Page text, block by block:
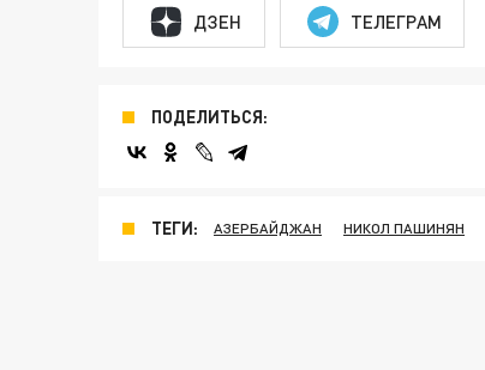
ДЗЕН ТЕЛЕГРАМ
ПОДЕЛИТЬСЯ:
ТЕГИ: АЗЕРБАЙДЖАН НИКОЛ ПАШИНЯН